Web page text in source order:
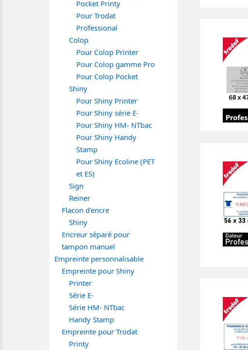
Pocket Printy
Pour Trodat
Professional
Colop
Pour Colop Printer
Pour Colop gamme Pro
Pour Colop Pocket
Shiny
Pour Shiny Printer
Pour Shiny série E-
Pour Shiny HM- NTbac
Pour Shiny Handy
Stamp
Pour Shiny Ecoline (PET
et ES)
Sign
Reiner
Flacon d'encre
Shiny
Encreur séparé pour
tampon manuel
Empreinte personnalisable
Empreinte pour Shiny
Printer
Série E-
Série HM- NTbac
Handy Stamp
Empreinte pour Trodat
Printy